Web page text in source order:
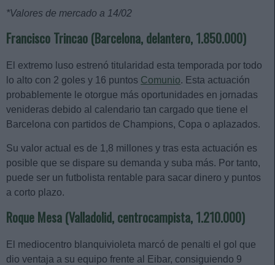
*Valores de mercado a 14/02
Francisco Trincao (Barcelona, delantero, 1.850.000)
El extremo luso estrenó titularidad esta temporada por todo
lo alto con 2 goles y 16 puntos Comunio. Esta actuación
probablemente le otorgue más oportunidades en jornadas
venideras debido al calendario tan cargado que tiene el
Barcelona con partidos de Champions, Copa o aplazados.
Su valor actual es de 1,8 millones y tras esta actuación es
posible que se dispare su demanda y suba más. Por tanto,
puede ser un futbolista rentable para sacar dinero y puntos
a corto plazo.
Roque Mesa (Valladolid, centrocampista, 1.210.000)
El mediocentro blanquivioleta marcó de penalti el gol que
dio ventaja a su equipo frente al Eibar, consiguiendo 9